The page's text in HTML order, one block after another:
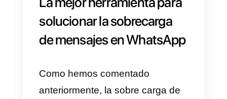
darán información suficiente a
cada agente que atienda a cada
eficaz. Ejemplos de estos grupos